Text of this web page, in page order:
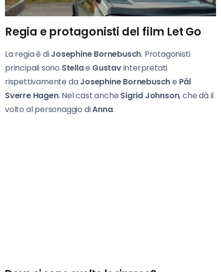
Regia e protagonisti del film Let Go
La regia è diJosephine Bornebusch. Protagonisti
principali sono Stellae Gustavinterpretati
rispettivamente daJosephine Bornebusche Pål
Sverre Hagen. Nel cast anche Sigrid Johnson, che dà il
volto al personaggio diAnna.